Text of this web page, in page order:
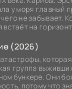
у моря главный
не забывает.
встаёт на
(2026)
группа
бункере. Они
потому что